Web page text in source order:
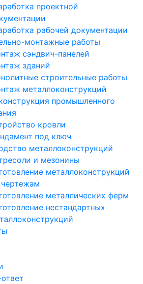
проектной
рабочей документации
монтажные работы
сэндвич-панелей
зданий
строительные работы
металлоконструкций
промышленного
кровли
под ключ
металлоконструкций
и мезонины
металлоконструкций
металлических ферм
нестандартных